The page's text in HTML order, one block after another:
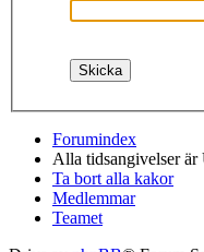
Forumindex
Alla tidsangivelser
Ta bort alla kakor
Medlemmar
Teamet